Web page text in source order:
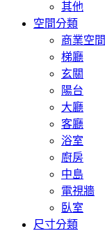
其他
空間分類
商業空間
梯廳
玄關
陽台
大廳
客廳
浴室
廚房
中島
電視牆
臥室
尺寸分類